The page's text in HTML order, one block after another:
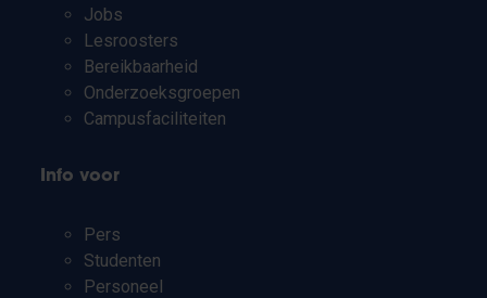
Jobs
Lesroosters
Bereikbaarheid
Onderzoeksgroepen
Campusfaciliteiten
Info voor
Pers
Studenten
Personeel